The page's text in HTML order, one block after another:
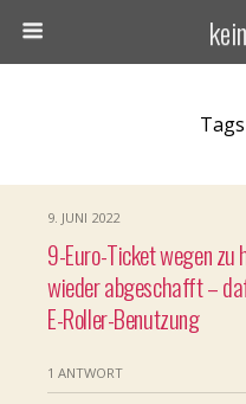
9. JUNI 2022
9-Euro-Ticket wegen zu
wieder abgeschafft –
E-Roller-Benutzung
1 ANTWORT